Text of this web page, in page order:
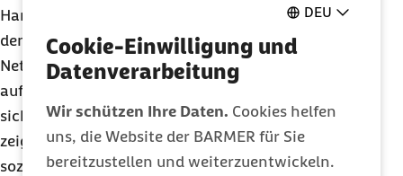
DEU
Cookie-Einwilligung und
Datenverarbeitung
Wir schützen Ihre Daten. Cookies helfen
uns, die Website der BARMER für Sie
bereitzustellen und weiterzuentwickeln.
Handlungsbedarf von den Sendern der Hassrede zu
den Empfängern. Statt von den Menschen, die im
Netz Hasskommentare posten, zu verlangen damit
aufzuhören, wird von den Adressaten verlangt,
sich ein „dickeres Fell“ zuzulegen. Tatsächlich
zeigen Umfragen, dass sich Opfer häufig aus den
sozialen Netzwerken zurückziehen oder sich